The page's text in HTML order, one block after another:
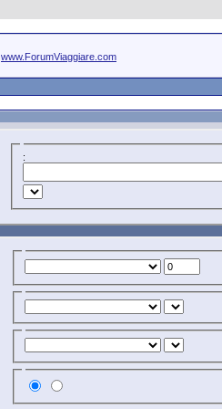
www.ForumViaggiare.com
: